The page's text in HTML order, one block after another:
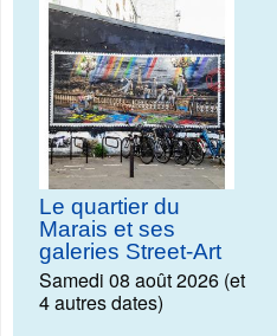
Le quartier du
Marais et ses
galeries Street-Art
Samedi 08 août 2026 (et
4 autres dates)